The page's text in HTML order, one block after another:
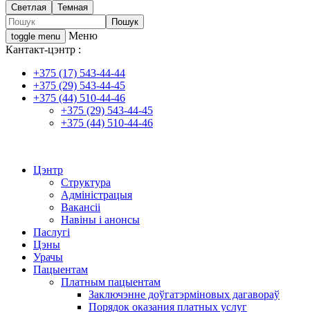
Светлая Темная
toggle menu
Меню
Кантакт-цэнтр :
+375 (17) 543-44-44
+375 (29) 543-44-45
+375 (44) 510-44-46
+375 (29) 543-44-45
+375 (44) 510-44-46
Цэнтр
Структура
Адміністрацыя
Вакансіі
Навіны і анонсы
Паслугі
Цэны
Урачы
Пацыентам
Платным пацыентам
Заключэнне доўгатэрміновых дагавораў
Порядок оказания платных услуг